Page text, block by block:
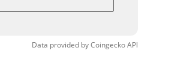
Data provided byCoingeckoAPI